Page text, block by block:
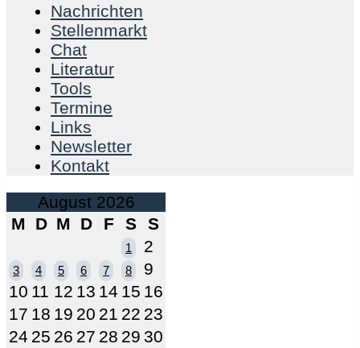
Nachrichten
Stellenmarkt
Chat
Literatur
Tools
Termine
Links
Newsletter
Kontakt
August 2026
M
D M D F S S
1 2
3 4 5 6 7 8
9
10 11 12 13 14 15 16
17 18 19 20 21 22 23
24 25 26 27 28 29 30